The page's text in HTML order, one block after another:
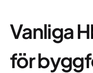
Vanliga
för